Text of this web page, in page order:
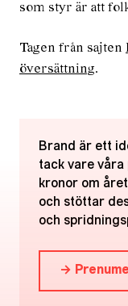
som styr är att
Tagen från sajten
översättning.
Brand är ett
tack vare våra
kronor om
och stöttar
och
→